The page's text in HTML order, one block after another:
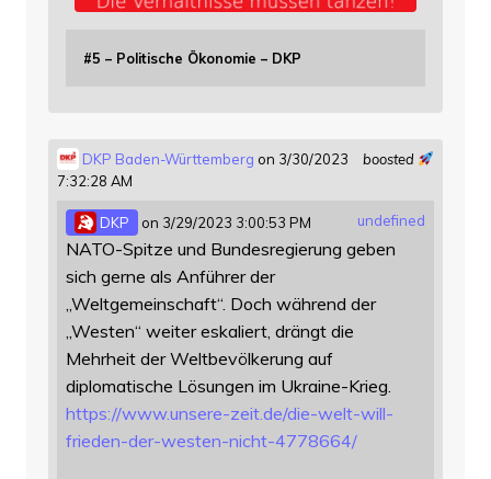
#5 – Politische Ökonomie – DKP
boosted
DKP Baden-Württemberg on 3/30/2023
7:32:28 AM
undefined
DKP on 3/29/2023 3:00:53 PM
NATO-Spitze und Bundesregierung geben
sich gerne als Anführer der
„Weltgemeinschaft“. Doch während der
„Westen“ weiter eskaliert, drängt die
Mehrheit der Weltbevölkerung auf
diplomatische Lösungen im Ukraine-Krieg.
https://www.unsere-zeit.de/die-welt-will-
frieden-der-westen-nicht-4778664/